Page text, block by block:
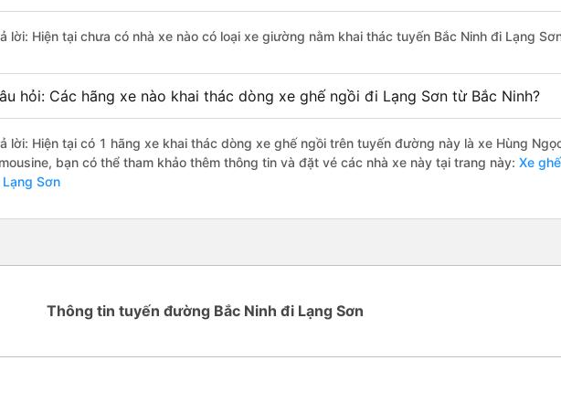
lời: Hiện tại chưa có nhà xe nào có loại xe giường nằm khai thác tuyến Bắc Ninh đi Lạng
hỏi: Các hãng xe nào khai thác dòng xe ghế ngồi đi Lạng Sơn từ Bắc Ninh?
lời: Hiện tại có 1 hãng xe khai thác dòng xe ghế ngồi trên tuyến đường này là xe Hùng
bạn có thể tham khảo thêm thông tin và đặt vé các nhà xe này tại trang này: Xe
Sơn
Thông tin tuyến đường Bắc Ninh đi Lạng Sơn